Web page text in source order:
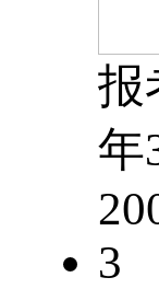
报
年
3